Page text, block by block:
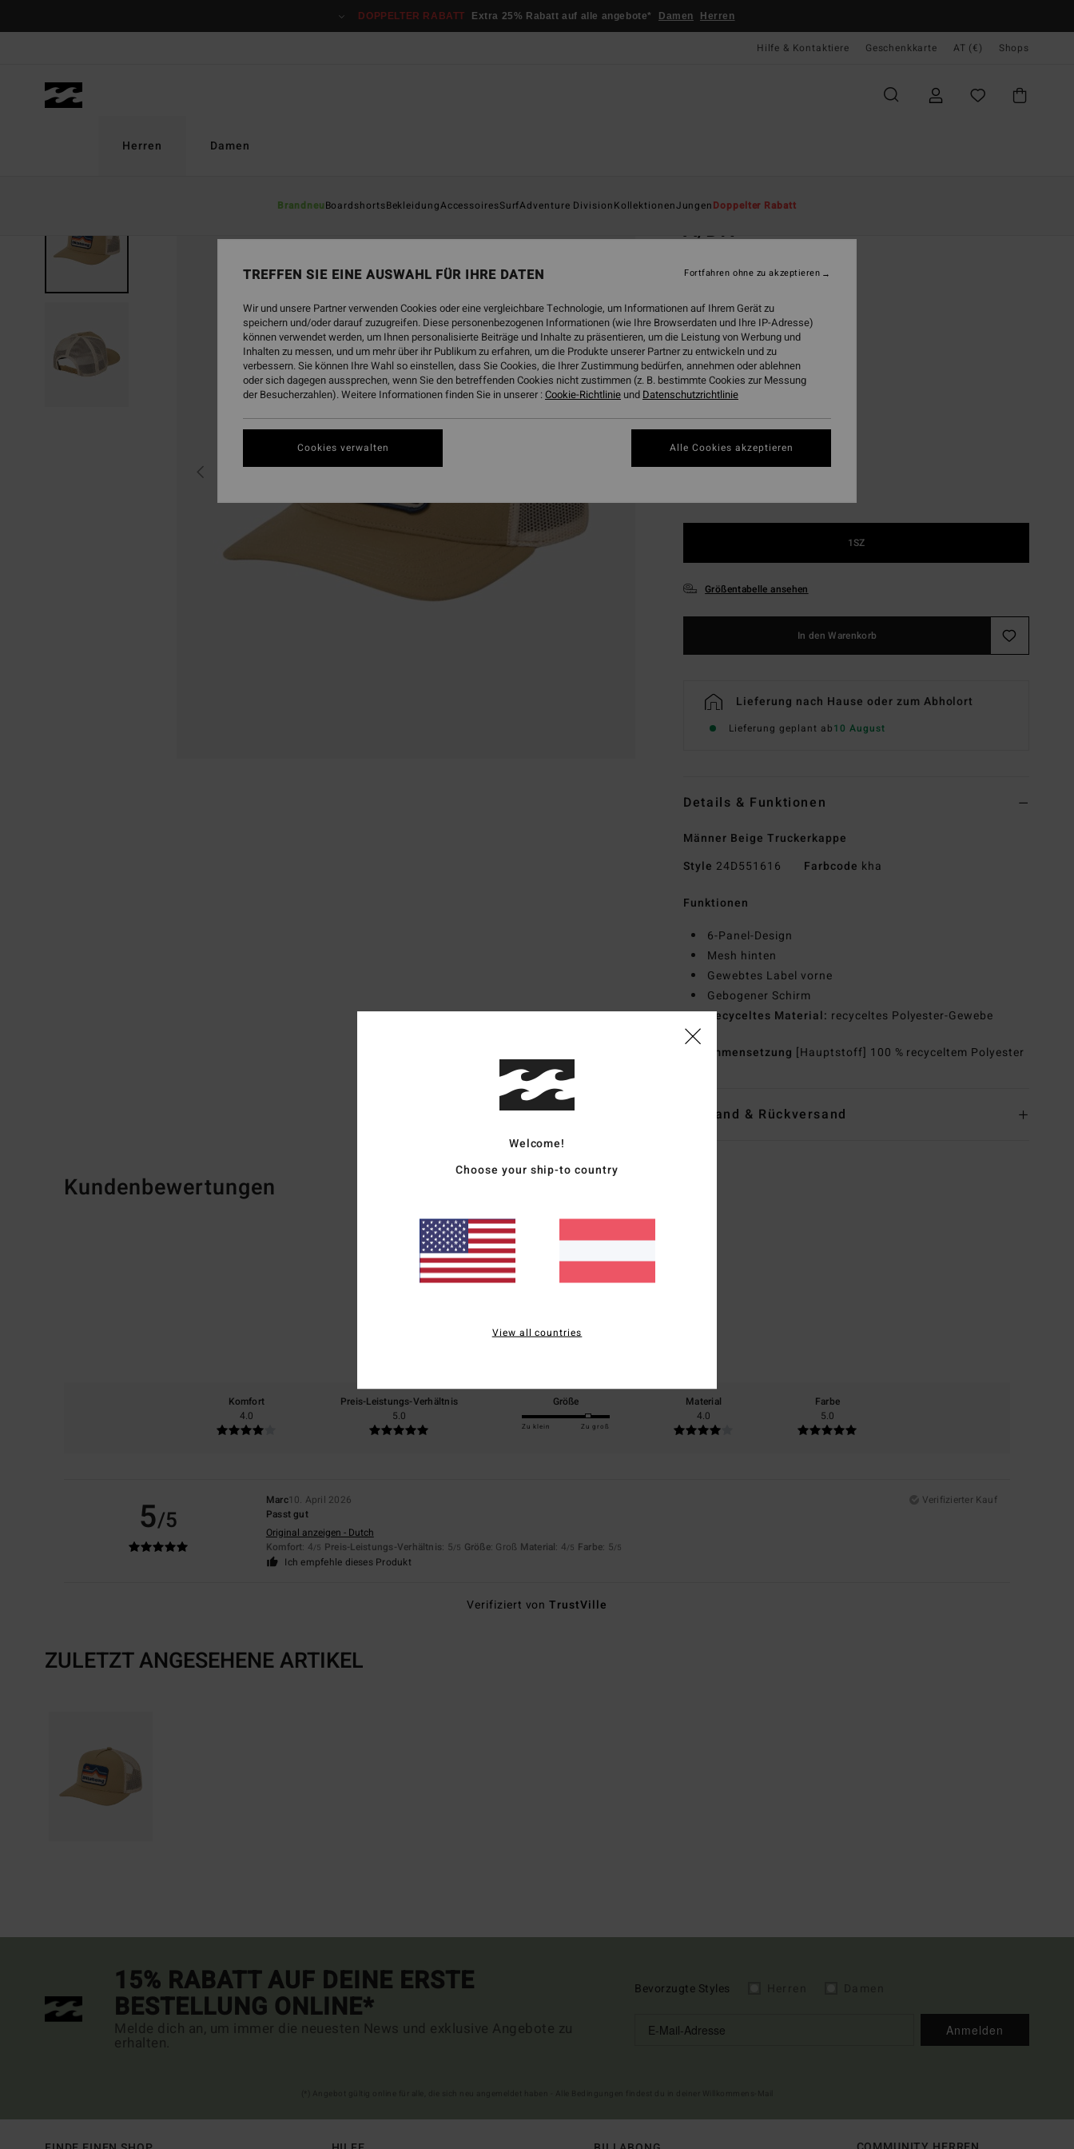
DOPPELTER RABATT Extra 25% Rabatt auf alle angebote* Damen Herren
Hilfe & Kontaktiere Geschenkkarte AT (€) Shops
Herren
BrandneuBoardshortsBekleidungAccessoiresSurfAdventure DivisionKollektionenJungenDoppelter Rabatt
Damen
A/DIV
(1 Bewertungen)
€ 29,95
47%
€ 15,73
SALE
DOPPELTER RABATT EXTRA 25%
1SZ
Größentabelle ansehen
In den Warenkorb
Lieferung nach Hause oder zum Abholort
Lieferung geplant ab10 August
Details & Funktionen
Männer Beige Truckerkappe
Style 24D551616 Farbcode kha
Funktionen
6-Panel-Design
Mesh hinten
Gewebtes Label vorne
Gebogener Schirm
Recyceltes Material: recyceltes Polyester-Gewebe
Zusammensetzung [Hauptstoff] 100 % recyceltem Polyester
Versand & Rückversand
Kundenbewertungen
Durchschnittliche Bewertung
5.0
Komfort
4.0
Preis-Leistungs-Verhältnis
5.0
Größe
Zu klein Zu groß
Material
4.0
Farbe
5.0
5/5
Marc10. April 2026
Verifizierter Kauf
Passt gut
Original anzeigen - Dutch
Komfort: 4/5 Preis-Leistungs-Verhältnis: 5/5 Größe: Groß Material: 4/5 Farbe: 5/5
Ich empfehle dieses Produkt
Verifiziert vonTrustVille
ZULETZT ANGESEHENE ARTIKEL
15% RABATT AUF DEINE ERSTE
BESTELLUNG ONLINE*
Melde dich an, um immer die neuesten News und exklusive Angebote zu
erhalten.
Bevorzugte Styles
Anmelden
Welcome!
Choose your ship-to country
View all countries
TREFFEN SIE EINE AUSWAHL FÜR IHRE DATEN
Wir und unsere Partner verwenden Cookies oder eine vergleichbare Technologie, um Informationen auf Ihrem Gerät zu
speichern und/oder darauf zuzugreifen. Diese personenbezogenen Informationen (wie Ihre Browserdaten und Ihre IP-Adresse)
können verwendet werden, um Ihnen personalisierte Beiträge und Inhalte zu präsentieren, um die Leistung von Werbung und
Inhalten zu messen, und um mehr über ihr Publikum zu erfahren, um die Produkte unserer Partner zu entwickeln und zu
verbessern. Sie können Ihre Wahl so einstellen, dass Sie Cookies, die Ihrer Zustimmung bedürfen, annehmen oder ablehnen
oder sich dagegen aussprechen, wenn Sie den betreffenden Cookies nicht zustimmen (z. B. bestimmte Cookies zur Messung
der Besucherzahlen). Weitere Informationen finden Sie in unserer :Cookie-Richtlinie und Datenschutzrichtlinie
Cookies verwalten
Fortfahren ohne zu akzeptieren
Alle Cookies akzeptieren